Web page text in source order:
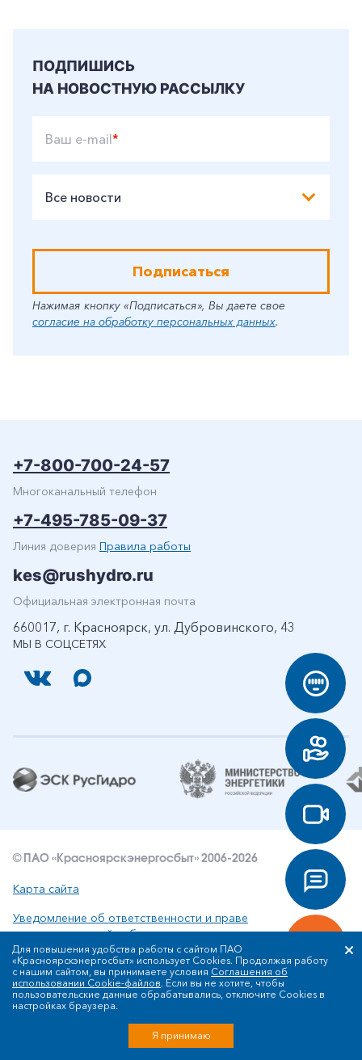
Заказать обратный звонок
ПОДПИШИСЬ
НА НОВОСТНУЮ РАССЫЛКУ
Ваш e-mail*
Все новости
Подписаться
Нажимая кнопку «Подписаться», Вы даете свое
согласие на обработку персональных данных.
МЫ В СОЦСЕТЯХ
+7-800-700-24-57
Многоканальный телефон
+7-495-785-09-37
Линия доверия Правила работы
kes@rushydro.ru
Официальная электронная почта
660017, г. Красноярск, ул. Дубровинского, 43
© ПАО «Красноярскэнергосбыт» 2006-2026
Карта сайта
Уведомление об ответственности и праве
интеллектуальной собственности
Политика ПАО «Красноярскэнергосбыт» в отношении
обработки персональных данных
Для повышения удобства работы с сайтом ПАО
«Красноярскэнергосбыт» использует Cookies. Продолжая работу
с нашим сайтом, вы принимаете условия Соглашения об
использовании Cookie-файлов. Если вы не хотите, чтобы
пользовательские данные обрабатывались, отключите Cookies в
настройках браузера.
Я принимаю